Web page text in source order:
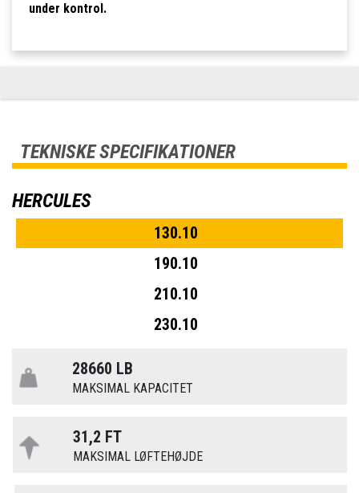
under kontrol.
TEKNISKE SPECIFIKATIONER
HERCULES
130.10
190.10
210.10
230.10
28660 LB
MAKSIMAL KAPACITET
31,2 FT
MAKSIMAL LØFTEHØJDE